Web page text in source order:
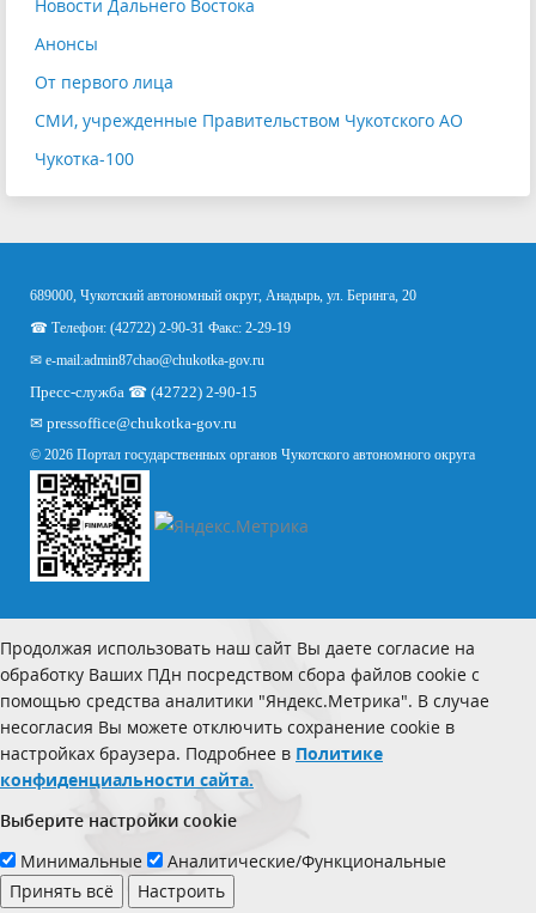
Новости Дальнего Востока
Анонсы
От первого лица
СМИ, учрежденные Правительством Чукотского АО
Чукотка-100
689000, Чукотский автономный округ, Анадырь, ул. Беринга, 20
☎ Телефон: (42722) 2-90-31 Факс: 2-29-19
✉ e-mail:admin87chao@chukotka-gov.ru
Пресс-служба ☎ (42722) 2-90-15
✉ pressoffice@chukotka-gov.ru
© 2026 Портал государственных органов Чукотского автономного округа
Продолжая использовать наш сайт Вы даете согласие на
обработку Ваших ПДн посредством сбора файлов cookie с
помощью средства аналитики "Яндекс.Метрика". В случае
несогласия Вы можете отключить сохранение cookie в
настройках браузера. Подробнее в Политике
конфиденциальности сайта.
Выберите настройки cookie
Минимальные
Аналитические/Функциональные
Принять всё
Настроить